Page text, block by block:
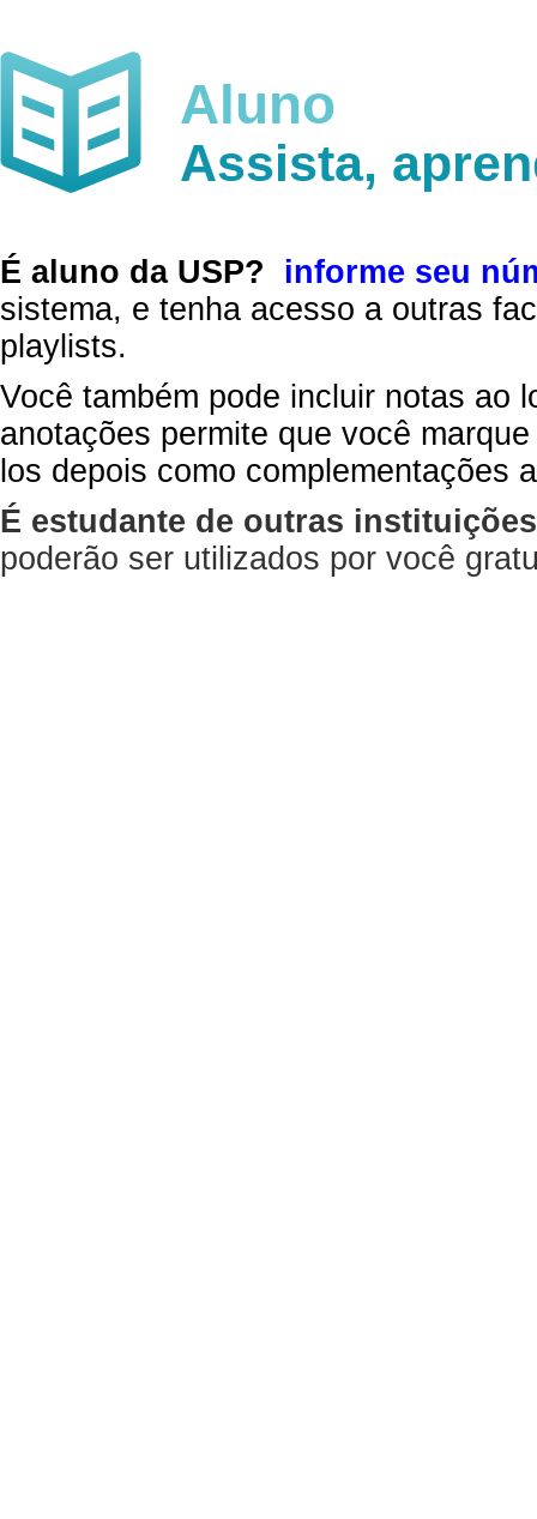
Aluno
Assista,
É aluno da USP?
informe seu
sistema, e tenha acesso a outras
playlists.
Você também pode incluir notas ao
anotações permite que você
los depois como complementações
É estudante de outras
poderão ser utilizados por você